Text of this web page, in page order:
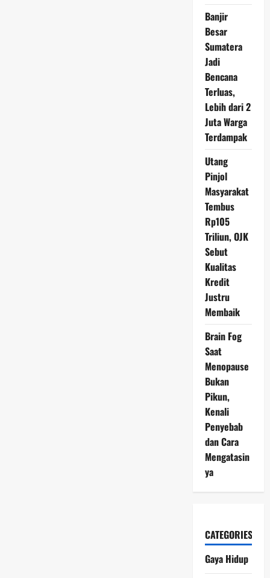
Banjir
Besar
Sumatera
Jadi
Bencana
Terluas,
Lebih dari 2
Juta Warga
Terdampak
Utang
Pinjol
Masyarakat
Tembus
Rp105
Triliun, OJK
Sebut
Kualitas
Kredit
Justru
Membaik
Brain Fog
Saat
Menopause
Bukan
Pikun,
Kenali
Penyebab
dan Cara
Mengatasin
ya
CATEGORIES
Gaya Hidup